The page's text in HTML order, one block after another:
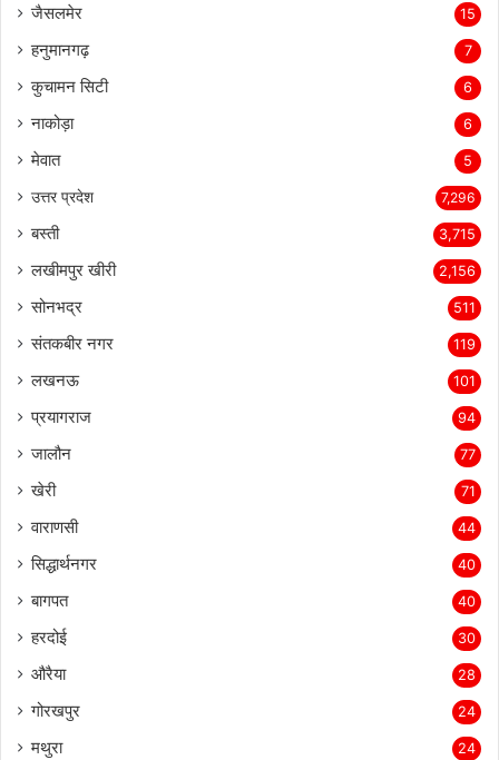
जैसलमेर 15
हनुमानगढ़ 7
कुचामन सिटी 6
नाकोड़ा 6
मेवात 5
उत्तर प्रदेश 7,296
बस्ती 3,715
लखीमपुर खीरी 2,156
सोनभद्र 511
संतकबीर नगर 119
लखनऊ 101
प्रयागराज 94
जालौन 77
खेरी 71
वाराणसी 44
सिद्धार्थनगर 40
बागपत 40
हरदोई 30
औरैया 28
गोरखपुर 24
मथुरा 24